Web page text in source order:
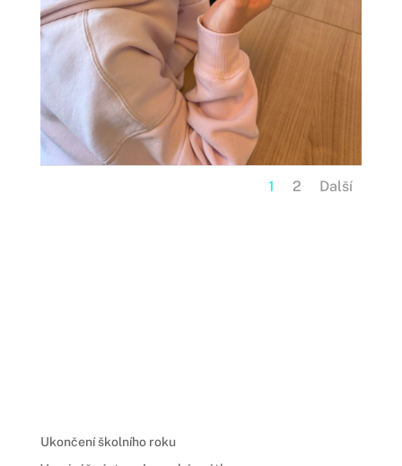
1 2 Další
Ukončení školního roku